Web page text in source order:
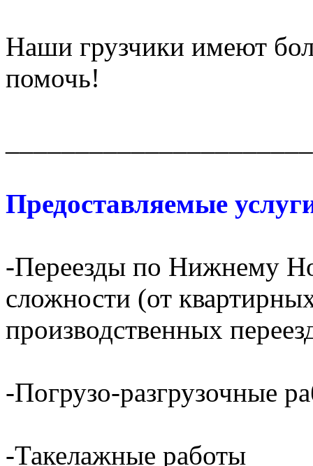
Наши грузчики имеют
помочь!
Предоставляемые
-Переезды по Нижнему
сложности (от
производственных
-Погрузо-разгрузочные
-Такелажные работы